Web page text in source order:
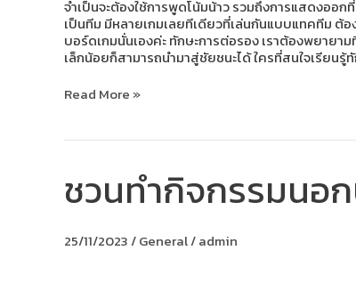
จำเป็นจะต้องใช้การพูดโน้มน้าว รวมถึงการแสดงออก
เป็นทีม มีหลายเกมเลยทีเดียวที่เล่นกันแบบแทคทีม ต้
บอร์ดเกมนั่นเองค่ะ ทักษะการต่อรอง เราต้องพยายา
เล็กน้อยก็สามารถนำมาสู่ชัยชนะได้ ใครที่สนใจเรียนรู้
Read More »
ชวนทำกิจกรรมนอ
25/11/2023/General/admin
ทำ
กิจกรรม
บ้าน